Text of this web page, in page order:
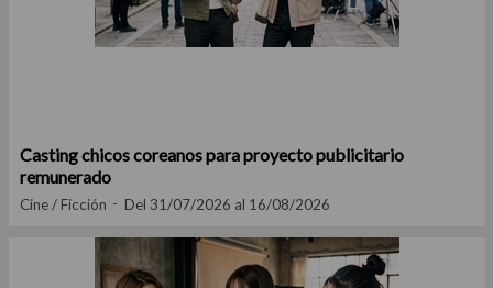
Casting chicos coreanos para proyecto publicitario
remunerado
Cine / Ficción Del 31/07/2026 al 16/08/2026